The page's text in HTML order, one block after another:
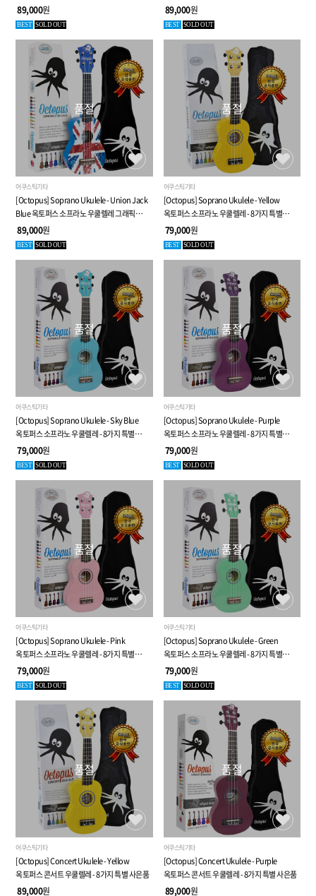
89,000원
BEST SOLD OUT
89,000원
BEST SOLD OUT
품절
어쿠스틱기타
[Octopus] Soprano Ukulele - Union Jack
Blue 옥토퍼스 소프라노 우쿨렐레 그래픽
시리즈 - 8가지 특별 사은품
89,000원
BEST SOLD OUT
품절
어쿠스틱기타
[Octopus] Soprano Ukulele - Yellow
옥토퍼스 소프라노 우쿨렐레 - 8가지 특별
사은품
79,000원
BEST SOLD OUT
품절
어쿠스틱기타
[Octopus] Soprano Ukulele - Sky Blue
옥토퍼스 소프라노 우쿨렐레 - 8가지 특별
사은품
79,000원
BEST SOLD OUT
품절
어쿠스틱기타
[Octopus] Soprano Ukulele - Purple
옥토퍼스 소프라노 우쿨렐레 - 8가지 특별
사은품
79,000원
BEST SOLD OUT
품절
어쿠스틱기타
[Octopus] Soprano Ukulele - Pink
옥토퍼스 소프라노 우쿨렐레 - 8가지 특별
사은품
79,000원
BEST SOLD OUT
품절
어쿠스틱기타
[Octopus] Soprano Ukulele - Green
옥토퍼스 소프라노 우쿨렐레 - 8가지 특별
사은품
79,000원
BEST SOLD OUT
품절
어쿠스틱기타
[Octopus] Concert Ukulele - Yellow
옥토퍼스 콘서트 우쿨렐레 - 8가지 특별 사은품
89,000원
품절
어쿠스틱기타
[Octopus] Concert Ukulele - Purple
옥토퍼스 콘서트 우쿨렐레 - 8가지 특별 사은품
89,000원